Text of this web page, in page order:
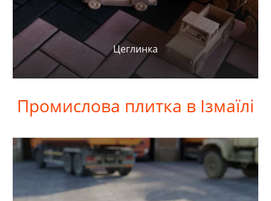
Цеглинка
Промислова плитка в Ізмаїлі